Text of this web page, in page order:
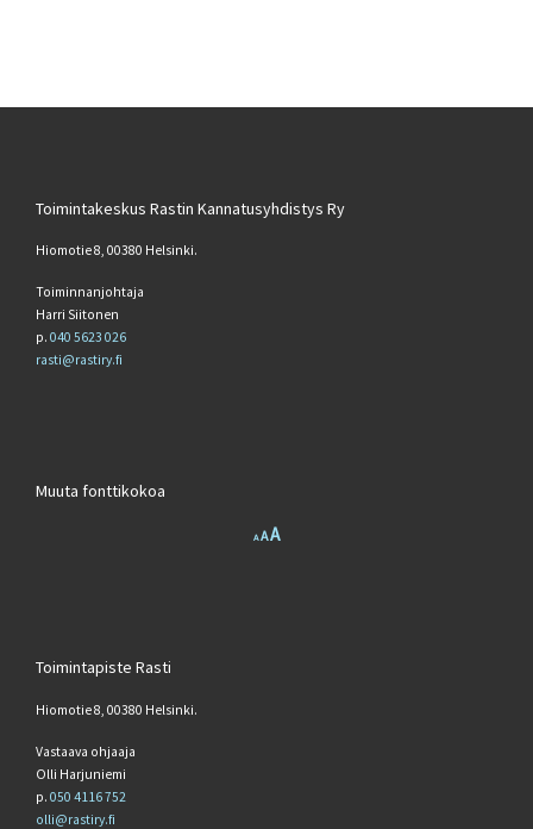
Toimintakeskus Rastin Kannatusyhdistys Ry
Hiomotie 8, 00380 Helsinki.
Toiminnanjohtaja
Harri Siitonen
p. 040 5623 026
rasti@rastiry.fi
Muuta fonttikokoa
A Decrease font size.
AReset font size.
AIncrease font size.
Toimintapiste Rasti
Hiomotie 8, 00380 Helsinki.
Vastaava ohjaaja
Olli Harjuniemi
p. 050 4116 752
olli@rastiry.fi